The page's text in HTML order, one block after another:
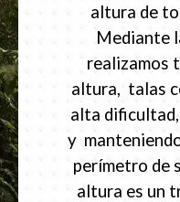
altura de
Mediante
realizamos
altura, talas
alta
y
perímetro de
altura es un